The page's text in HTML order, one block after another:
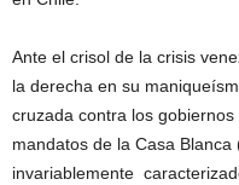
Ante el crisol de la crisis
la derecha en su
cruzada contra los
mandatos de la Casa
invariablemente